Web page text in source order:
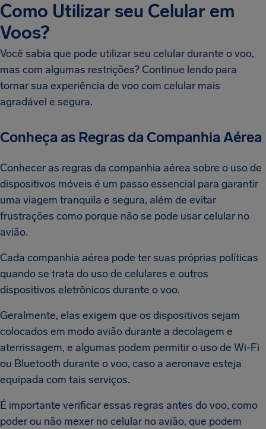
Como Utilizar seu Celular em
Voos?
Você sabia que pode utilizar seu celular durante o voo,
mas com algumas restrições? Continue lendo para
tornar sua experiência de voo com celular mais
agradável e segura.
Conheça as Regras da Companhia Aérea
Conhecer as regras da companhia aérea sobre o uso de
dispositivos móveis é um passo essencial para garantir
uma viagem tranquila e segura, além de evitar
frustrações como porque não se pode usar celular no
avião.
Cada companhia aérea pode ter suas próprias políticas
quando se trata do uso de celulares e outros
dispositivos eletrônicos durante o voo.
Geralmente, elas exigem que os dispositivos sejam
colocados em modo avião durante a decolagem e
aterrissagem, e algumas podem permitir o uso de Wi-Fi
ou Bluetooth durante o voo, caso a aeronave esteja
equipada com tais serviços.
É importante verificar essas regras antes do voo, como
poder ou não mexer no celular no avião, que podem